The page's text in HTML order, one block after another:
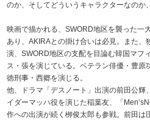
のか、そしてどういうキャラクターなのか
映画で描かれる、SWORD地区を襲った一
あり、AKIRAとの掛け合いは必見。また、
演、SWORD地区の支配を目論む韓国マフ
ス・張を演じている。ベテラン俳優・豊原
徳刑事・西郷を演じる。
他、ドラマ「デスノート」出演の前田公輝
イダーマッハ役を演じた稲葉友、「
作への出演が続く栁俊太郎も参戦。前田は